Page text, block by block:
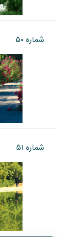
شماره ۵۰
شماره ۵۱